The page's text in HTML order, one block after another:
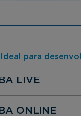
Ideal para
LIVE
ONLINE